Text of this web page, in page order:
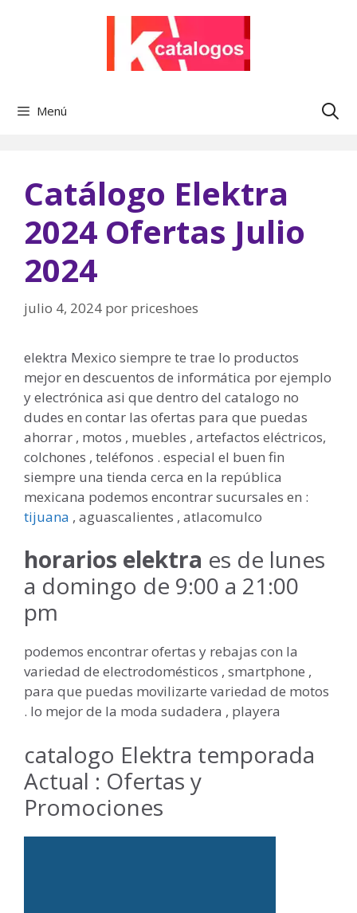
Menú
Catálogo Elektra
2024 Ofertas Julio
2024
julio 4, 2024 por priceshoes
elektra Mexico siempre te trae lo productos
mejor en descuentos de informática por ejemplo
y electrónica asi que dentro del catalogo no
dudes en contar las ofertas para que puedas
ahorrar , motos , muebles , artefactos eléctricos,
colchones , teléfonos . especial el buen fin
siempre una tienda cerca en la república
mexicana podemos encontrar sucursales en :
tijuana , aguascalientes , atlacomulco
horarios elektra es de lunes
a domingo de 9:00 a 21:00
pm
podemos encontrar ofertas y rebajas con la
variedad de electrodomésticos , smartphone ,
para que puedas movilizarte variedad de motos
. lo mejor de la moda sudadera , playera
catalogo Elektra temporada
Actual : Ofertas y
Promociones